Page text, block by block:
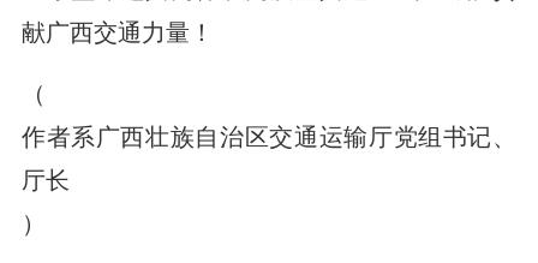
献广西交通力量！
（
作者系广西壮族自治区交通运输厅党组书记、
厅长
）